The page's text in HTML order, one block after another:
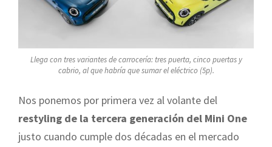
Llega con tres variantes de carrocería: tres puerta, cinco puertas y
cabrio, al que habría que sumar el eléctrico (5p).
Nos ponemos por primera vez al volante del
restyling de la tercera generación del Mini One
justo cuando cumple dos décadas en el mercado